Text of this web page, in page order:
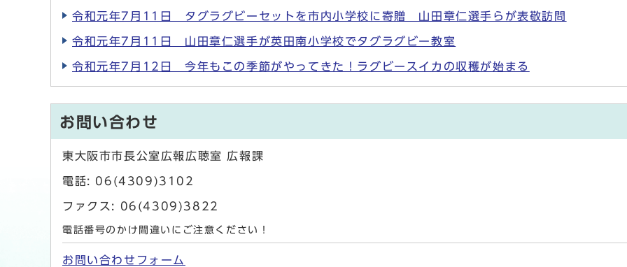
令和元年7月11日 タグラグビーセットを市内小学校に寄贈 山田章仁選手らが表敬訪問
令和元年7月11日 山田章仁選手が英田南小学校でタグラグビー教室
令和元年7月12日 今年もこの季節がやってきた！ラグビースイカの収穫が始まる
お問い合わせ
東大阪市市長公室広報広聴室 広報課
電話: 06(4309)3102
ファクス: 06(4309)3822
電話番号のかけ間違いにご注意ください！
お問い合わせフォーム